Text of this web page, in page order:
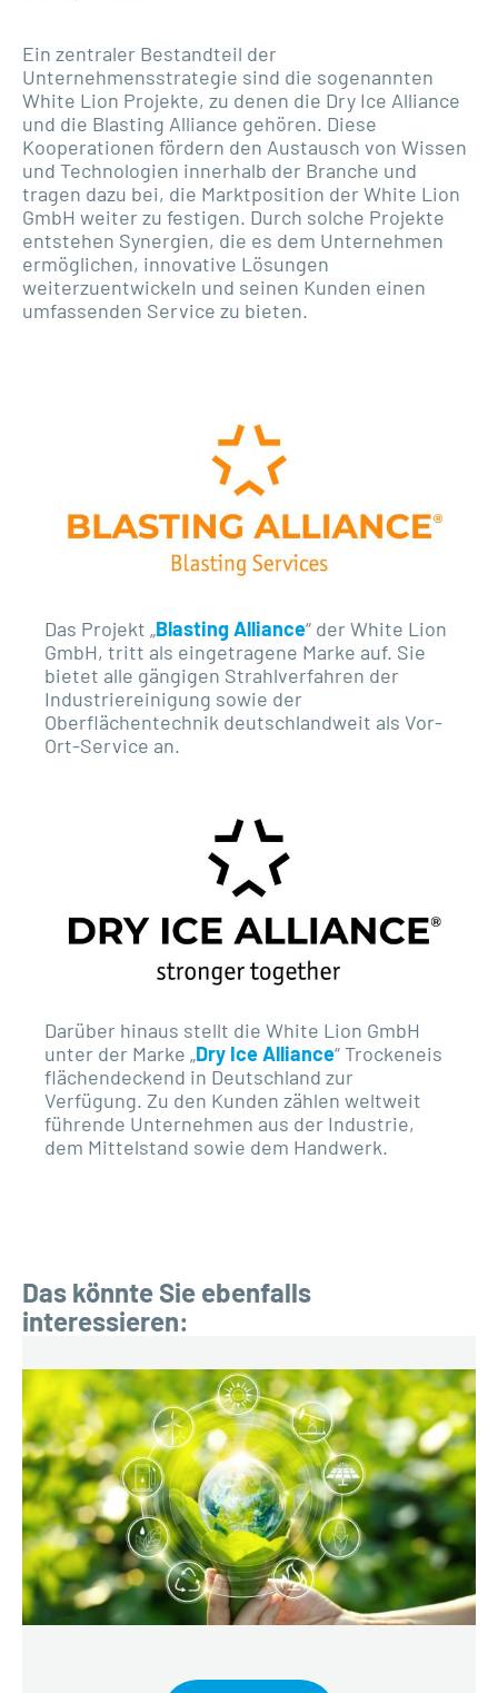
Ein zentraler Bestandteil der
Unternehmensstrategie sind die sogenannten
White Lion Projekte, zu denen die Dry Ice Alliance
und die Blasting Alliance gehören. Diese
Kooperationen fördern den Austausch von Wissen
und Technologien innerhalb der Branche und
tragen dazu bei, die Marktposition der White Lion
GmbH weiter zu festigen. Durch solche Projekte
entstehen Synergien, die es dem Unternehmen
ermöglichen, innovative Lösungen
weiterzuentwickeln und seinen Kunden einen
umfassenden Service zu bieten.
Das Projekt „Blasting Alliance“ der White Lion
GmbH, tritt als eingetragene Marke auf. Sie
bietet alle gängigen Strahlverfahren der
Industriereinigung sowie der
Oberflächentechnik deutschlandweit als Vor-
Ort-Service an.
Darüber hinaus stellt die White Lion GmbH
unter der Marke „Dry Ice Alliance“ Trockeneis
flächendeckend in Deutschland zur
Verfügung. Zu den Kunden zählen weltweit
führende Unternehmen aus der Industrie,
dem Mittelstand sowie dem Handwerk.
Das könnte Sie ebenfalls
interessieren: